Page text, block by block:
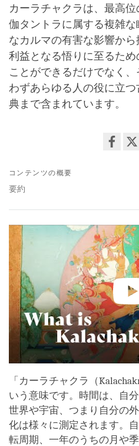
カーラチャクラは、最高
伽タントラに属する複雑
なカルマの有害な影響か
利益となる悟りに至るた
ことができるだけでなく
わずあらゆる人の役に立
典まで含まれています。
コンテンツの概要
要約
「カーラチャクラ（
いう意味です。時間は、自
世界や宇宙、つまり自分の
化は様々に測定されます。
転周期、一年のうちの月や